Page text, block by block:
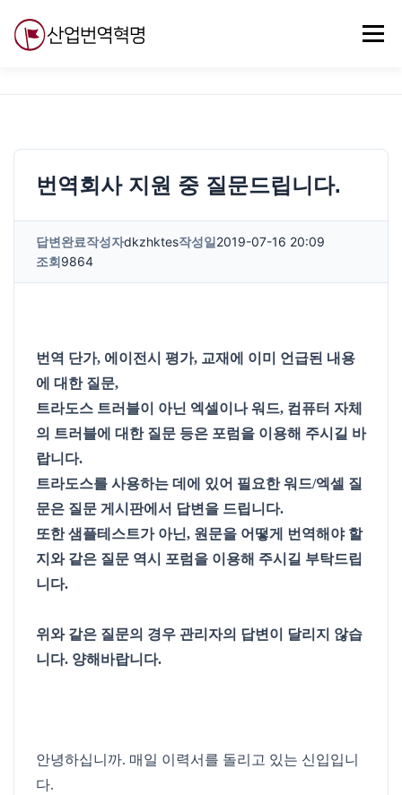
메뉴
번역회사 지원 중 질문드립니다.
답변완료작성자dkzhktes작성일2019-07-16 20:09
조회9864
번역 단가, 에이전시 평가, 교재에 이미 언급된 내용
에 대한 질문,
트라도스 트러블이 아닌 엑셀이나 워드, 컴퓨터 자체
의 트러블에 대한 질문 등은 포럼을 이용해 주시길 바
랍니다.
트라도스를 사용하는 데에 있어 필요한 워드/엑셀 질
문은 질문 게시판에서 답변을 드립니다.
또한 샘플테스트가 아닌, 원문을 어떻게 번역해야 할
지와 같은 질문 역시 포럼을 이용해 주시길 부탁드립
니다.
위와 같은 질문의 경우 관리자의 답변이 달리지 않습
니다. 양해바랍니다.
안녕하십니까. 매일 이력서를 돌리고 있는 신입입니
다.